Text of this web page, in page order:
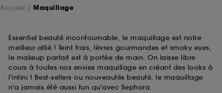
Accueil Maquillage
Essentiel beauté incontournable, le maquillage est notre
meilleur allié ! Teint frais, lèvres gourmandes et smoky eyes,
le makeup parfait est à portée de main. On laisse libre
cours à toutes nos envies maquillage en créant des looks à
l'infini ! Best-sellers ou nouveautés beauté, le maquillage
n'a jamais été aussi fun qu'avec Sephora.
souhaitez obtenir plus d'information sur les cookies